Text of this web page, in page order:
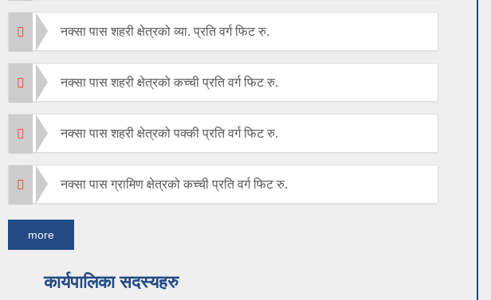
नक्सा पास शहरी क्षेत्रको व्या. प्रति वर्ग फिट रु.
नक्सा पास शहरी क्षेत्रको कच्ची प्रति वर्ग फिट रु.
नक्सा पास शहरी क्षेत्रको पक्की प्रति वर्ग फिट रु.
नक्सा पास ग्रामिण क्षेत्रको कच्ची प्रति वर्ग फिट रु.
more
कार्यपालिका सदस्यहरु